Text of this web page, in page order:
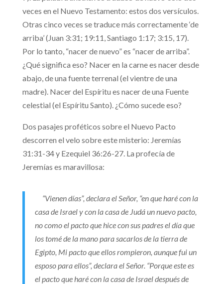
veces en el Nuevo Testamento: estos dos versículos.
Otras cinco veces se traduce más correctamente ‘de
arriba’ (Juan 3:31; 19:11, Santiago 1:17; 3:15, 17).
Por lo tanto, “nacer de nuevo” es “nacer de arriba”.
¿Qué significa eso? Nacer en la carne es nacer desde
abajo, de una fuente terrenal (el vientre de una
madre). Nacer del Espíritu es nacer de una Fuente
celestial (el Espíritu Santo). ¿Cómo sucede eso?
Dos pasajes proféticos sobre el Nuevo Pacto
descorren el velo sobre este misterio: Jeremías
31:31-34 y Ezequiel 36:26-27. La profecía de
Jeremías es maravillosa:
“Vienen días”, declara elSeñor, “en que haré con la
casa de Israel y con la casa de Judá un nuevo pacto,
no como el pacto que hice con sus padres el día que
los tomé de la mano para sacarlos de la tierra de
Egipto, Mi pacto que ellos rompieron, aunque fui un
esposo para ellos”, declara elSeñor. “Porque este es
el pacto que haré con la casa de Israel después de